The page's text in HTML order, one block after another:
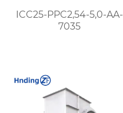
ICC25-PPC2,54-5,0-AA-
7035